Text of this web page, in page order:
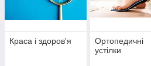
Краса і здоров'я
Ортопедичні
устілки